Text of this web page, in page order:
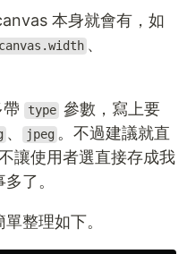
本身就會有，如
canvas.width 、
帶 type 參數，寫上要
、 jpeg 。不過建議就直
讓使用者選直接存成我
了。
整理如下。